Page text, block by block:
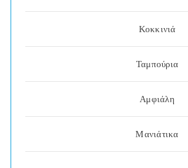
Κοκκινιά
Ταμπούρια
Αμφιάλη
Μανιάτικα